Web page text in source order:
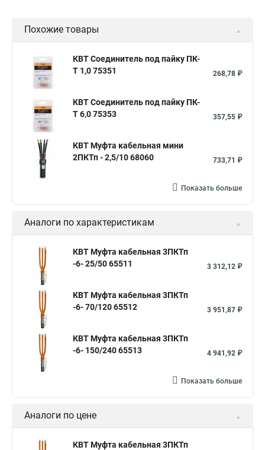
Похожие товары
КВТ Соединитель под пайку ПК-
Т 1,0 75351
268,78 ₽
КВТ Соединитель под пайку ПК-
Т 6,0 75353
357,55 ₽
КВТ Муфта кабельная мини
2ПКТп - 2,5/10 68060
733,71 ₽
Показать больше
Аналоги по характеристикам
КВТ Муфта кабельная 3ПКТп
-6- 25/50 65511
3 312,12 ₽
КВТ Муфта кабельная 3ПКТп
-6- 70/120 65512
3 951,87 ₽
КВТ Муфта кабельная 3ПКТп
-6- 150/240 65513
4 941,92 ₽
Показать больше
Аналоги по цене
КВТ Муфта кабельная 3ПКТп